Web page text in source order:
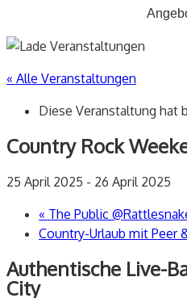
« Alle Veranstaltungen
Diese Veranstaltung hat
Country Rock
25 April 2025 - 26 April 2025
« The Public
Country-Urlaub mit Peer
Authentische Live-
City